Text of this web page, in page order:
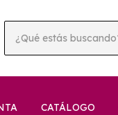
CATÁLOGO